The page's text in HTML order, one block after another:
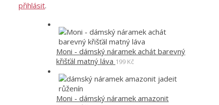
přihlásit.
Moni - dámský náramek achát barevný
křišťál matný láva 199 Kč
Moni - dámský náramek amazonit